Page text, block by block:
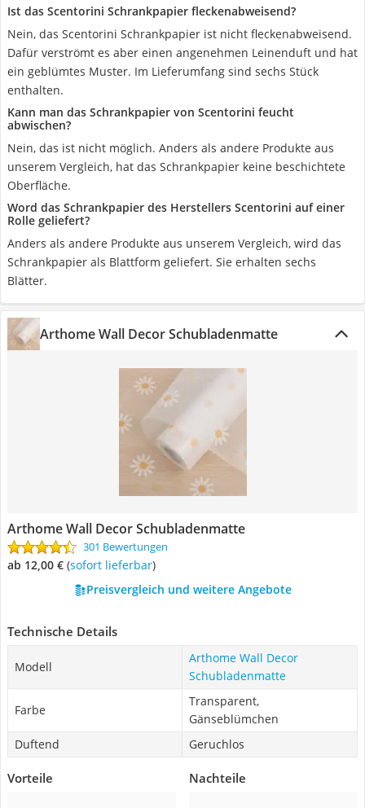
Ist das Scentorini Schrankpapier fleckenabweisend?
Nein, das Scentorini Schrankpapier ist nicht fleckenabweisend.
Dafür verströmt es aber einen angenehmen Leinenduft und hat
ein geblümtes Muster. Im Lieferumfang sind sechs Stück
enthalten.
Kann man das Schrankpapier von Scentorini feucht
abwischen?
Nein, das ist nicht möglich. Anders als andere Produkte aus
unserem Vergleich, hat das Schrankpapier keine beschichtete
Oberfläche.
Word das Schrankpapier des Herstellers Scentorini auf einer
Rolle geliefert?
Anders als andere Produkte aus unserem Vergleich, wird das
Schrankpapier als Blattform geliefert. Sie erhalten sechs
Blätter.
Arthome Wall Decor Schubladenmatte
Arthome Wall Decor Schubladenmatte
301 Bewertungen
ab 12,00 € ( Sofort lieferbar)
Preisvergleich und weitere Angebote
Technische Details
Modell
Arthome Wall Decor
Schubladenmatte
Farbe
Transparent,
Gänseblümchen
Duftend
Geruchlos
Vorteile Nachteile